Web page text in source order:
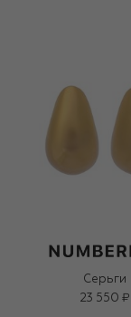
Серьги
23 550 ₽